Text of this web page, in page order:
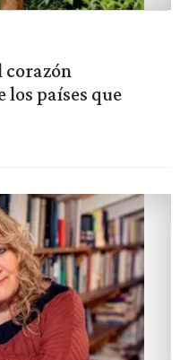
corazón
países que